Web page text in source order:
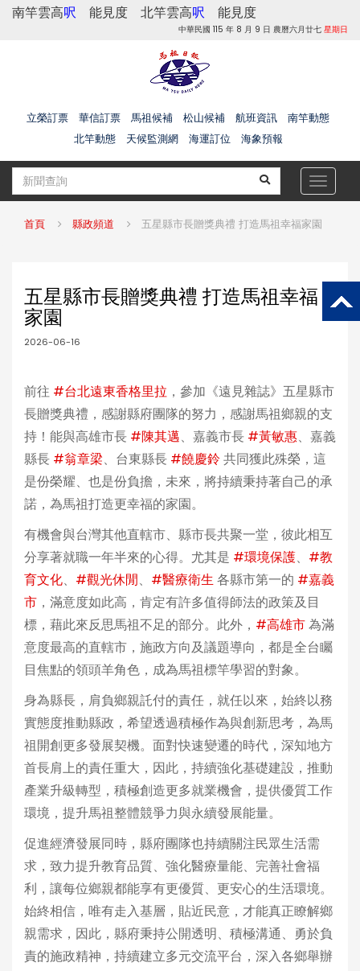
南竿雲高呎 能見度 北竿雲高呎 能見度
中華民國 115 年 8 月 9 日 農曆六月廿七 星期日
立榮訂票 華信訂票 馬祖候補 松山候補 航班資訊
南竿動態
北竿動態
天候監測網 海運訂位 海象預報
Toggle
首頁 縣政頻道 五星縣市長贈獎典禮 打造馬祖幸福家園
五星縣市長贈獎典禮 打造馬祖幸福
家園
2026-06-16
前往 #台北遠東香格里拉 ，參加《遠見雜誌》五星縣市
長贈獎典禮，感謝縣府團隊的努力，感謝馬祖鄉親的支
持！能與高雄市長 #陳其邁、嘉義市長 #黃敏惠、嘉義
縣長 #翁章梁、台東縣長 #饒慶鈴共同獲此殊榮，這
是份榮耀、也是份負擔，未來，將持續秉持著自己的承
諾，為馬祖打造更幸福的家園。
有機會與台灣其他直轄市、縣市長共聚一堂，彼此相互
分享著就職一年半來的心得。尤其是 #環境保護、 #教
育文化、 #觀光休閒、 #醫療衛生 各縣市第一的 #嘉義
市 ，滿意度如此高，肯定有許多值得師法的政策及目
標，藉此來反思馬祖不足的部分。此外， #高雄市為滿
意度最高的直轄市，施政方向及議題導向，都是全台矚
目焦點的領頭羊角色，成為馬祖標竿學習的對象。
身為縣長，肩負鄉親託付的責任，就任以來，始終以務
實態度推動縣政，希望透過積極作為與創新思考，為馬
祖開創更多發展契機。面對快速變遷的時代，深知地方
首長肩上的責任重大，因此，持續強化基礎建設，推動
產業升級轉型，積極創造更多就業機會，提供優質工作
環境，提升馬祖整體競爭力與永續發展能量。
促進經濟發展同時，縣府團隊也持續關注民眾生活需
求，致力提升教育品質、強化醫療量能、完善社會福
利，讓每位鄉親都能享有更優質、更安心的生活環境。
始終相信，唯有走入基層，貼近民意，才能真正瞭解鄉
親需求，因此，縣府秉持公開透明、積極溝通、勇於負
責的施政精神，持續建立多元交流平台，深入各鄉舉辦